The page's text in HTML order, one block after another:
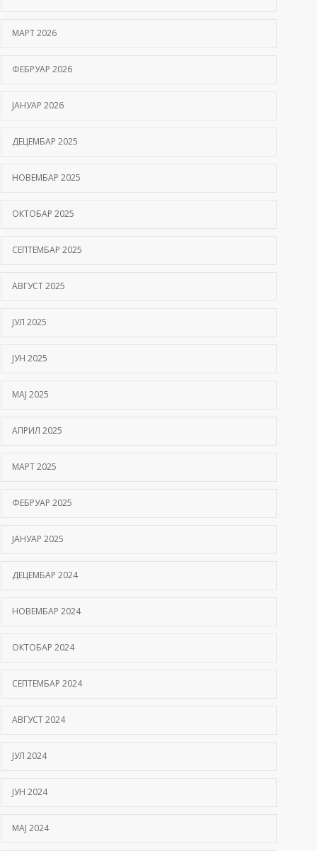
Hemofilija: Kako prepoznati simptome i kada se
09/06/2026
Kako hiperbarična komora pomaže oporavak
01/06/2026
МАРТ 2026
ФЕБРУАР 2026
ЈАНУАР 2026
ДЕЦЕМБАР 2025
НОВЕМБАР 2025
ОКТОБАР 2025
СЕПТЕМБАР 2025
АВГУСТ 2025
ЈУЛ 2025
ЈУН 2025
МАЈ 2025
АПРИЛ 2025
МАРТ 2025
ФЕБРУАР 2025
ЈАНУАР 2025
ДЕЦЕМБАР 2024
НОВЕМБАР 2024
ОКТОБАР 2024
СЕПТЕМБАР 2024
АВГУСТ 2024
ЈУЛ 2024
ЈУН 2024
МАЈ 2024